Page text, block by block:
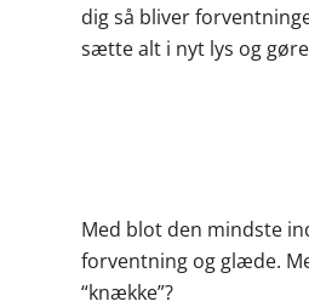
dig så bliver
sætte alt i nyt lys og
Med blot den mindste
forventning og glæde.
“knække”?